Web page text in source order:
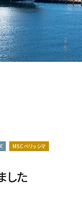
MSCベリッシマ
した